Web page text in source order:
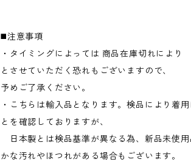
◼️注意事項
・タイミングによっては 商品在庫切れによ
とさせていただく恐れもございますので、
予めご了承ください。
・こちらは輸入品となります。検品により着
とを確認しておりますが、
日本製とは検品基準が異なる為、新品未使
かな汚れやほつれがある場合もございます。